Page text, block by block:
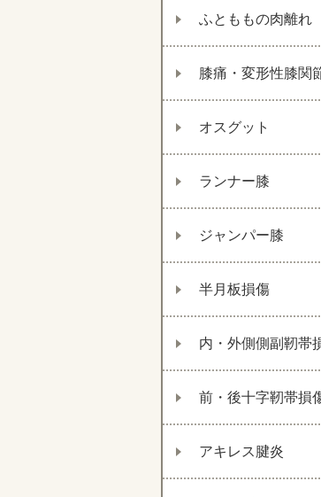
ふとももの肉離れ
膝痛・変形性膝関
オスグット
ランナー膝
ジャンパー膝
半月板損傷
内・外側側副靭帯
前・後十字靭帯損
アキレス腱炎